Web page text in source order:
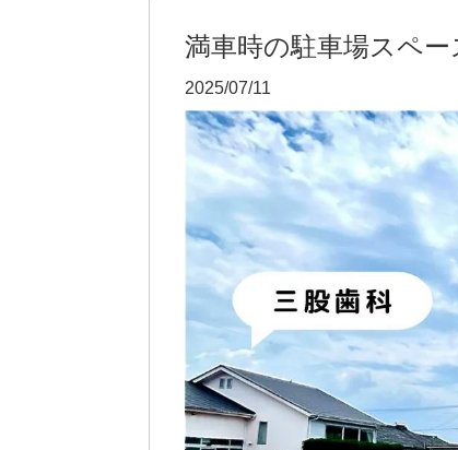
満車時の駐車場スペ
2025/07/11